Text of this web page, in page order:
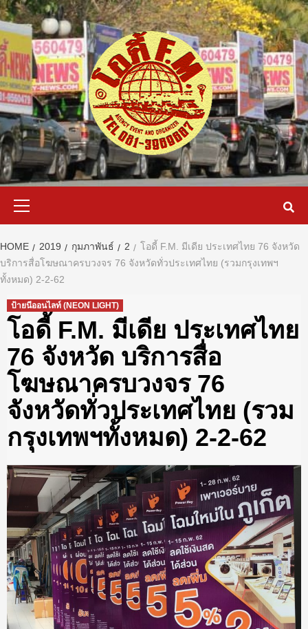
Skip
to
content
HOME 2019 กุมภาพันธ์ 2
โอดี้ F.M. มีเดีย ประเทศไทย 76 จังหวัด
บริการสื่อโฆษณาครบวงจร 76 จังหวัดทั่วประเทศไทย (รวมกรุงเทพฯ
ทั้งหมด) 2-2-62
ป้ายนีออนไลท์ (NEON LIGHT)
โอดี้ F.M. มีเดีย ประเทศไทย
76 จังหวัด บริการสื่อ
โฆษณาครบวงจร 76
จังหวัดทั่วประเทศไทย (รวม
กรุงเทพฯทั้งหมด) 2-2-62